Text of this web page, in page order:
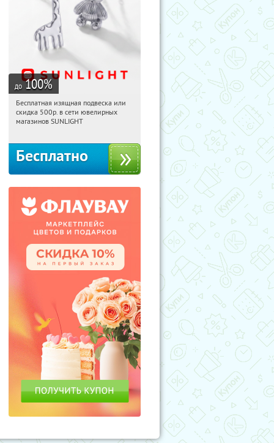
до 100%
03:33:16 Получили:
Россия
Бесплатная изящная подвеска или
скидка 500р. в сети ювелирных
магазинов SUNLIGHT
Бесплатно